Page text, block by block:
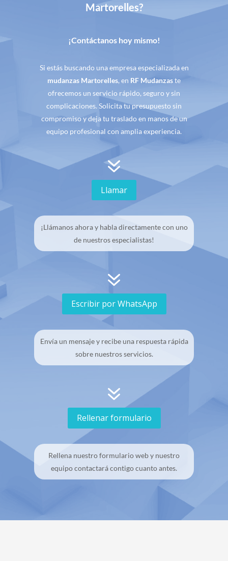
Martorelles?
¡Contáctanos hoy mismo!
Si estás buscando una empresa especializada en
mudanzas Martorelles, en RF Mudanzaste
ofrecemos un servicio rápido, seguro y sin
complicaciones. Solicita tu presupuesto sin
compromiso y deja tu traslado en manos de un
equipo profesional con amplia experiencia.
7
Llamar
¡Llámanos ahora y habla directamente con uno
de nuestros especialistas!
7
Escribir por WhatsApp
Envía un mensaje y recibe una respuesta rápida
sobre nuestros servicios.
7
Rellenar formulario
Rellena nuestro formulario web y nuestro
equipo contactará contigo cuanto antes.